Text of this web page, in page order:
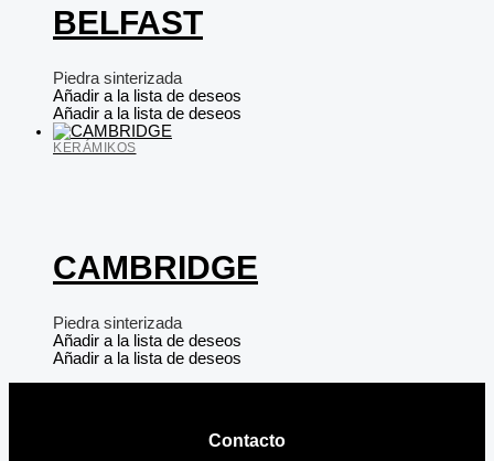
BELFAST
Piedra sinterizada
Añadir a la lista de deseos
Añadir a la lista de deseos
KERÁMIKOS
CAMBRIDGE
Piedra sinterizada
Añadir a la lista de deseos
Añadir a la lista de deseos
Contacto